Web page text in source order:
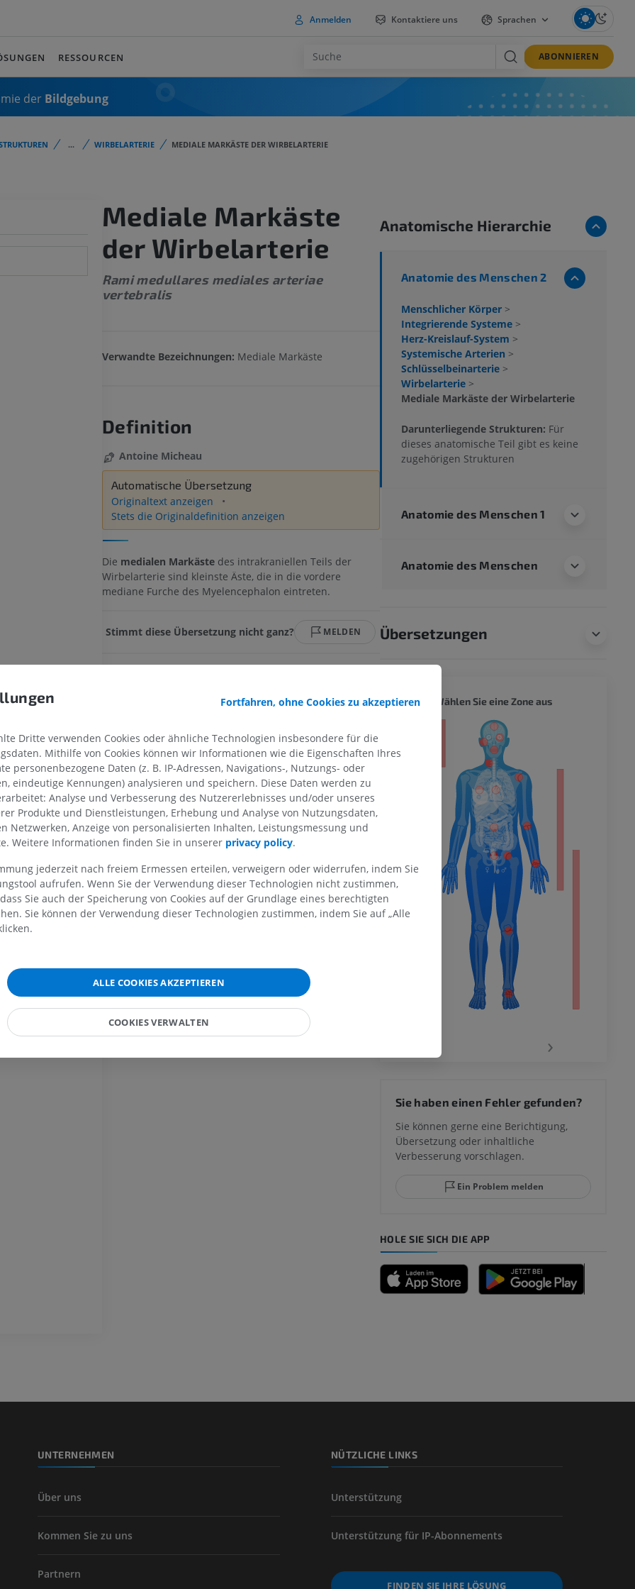
Anmelden Kontaktiere uns Sprachen
RESSOURCEN ABONNIEREN
der Bildgebung
... WIRBELARTERIE MEDIALE MARKÄSTE DER WIRBELARTERIE
Wirbelarterie
Wirbelarterie
Wirbelarterie
Wirbelarterie
Stamm
Mediale Markäste
der Wirbelarterie
Rami medullares mediales arteriae
vertebralis
Verwandte Bezeichnungen: Mediale Markäste
Definition
Antoine Micheau
Automatische Übersetzung
Originaltext anzeigen
Stets die Originaldefinition anzeigen
Die medialen Markästedes intrakraniellen Teils der
Wirbelarterie sind kleinste Äste, die in die vordere
mediane Furche des Myelencephalon eintreten.
Stimmt diese Übersetzung nicht ganz? MELDEN
Anatomische Hierarchie
Anatomie des Menschen 2
Menschlicher Körper >
Integrierende Systeme >
Herz-Kreislauf-System >
Systemische Arterien >
Schlüsselbeinarterie >
Wirbelarterie >
Mediale Markäste der Wirbelarterie
Darunterliegende Strukturen: Für
dieses anatomische Teil gibt es keine
zugehörigen Strukturen
Anatomie des Menschen 1
Anatomie des Menschen
Übersetzungen
GLIEDMASSE
MRT der oberen Extremität
MRT
PREMIUM
MRT der Schulter
MRT
PREMIUM
MRT des Handgelenks
MRT
PREMIUM
UNTERE GLIEDMASSE
Untere Extremität
Abbildungen
PREMIUM
Röntgenaufnahme der
unteren Extremität
Röntgenbilder
KOSTENLOS
MRT der unteren Extremität
MRT
PREMIUM
CT
Arteriografie der unteren
Wählen Sie eine Zone aus
›
Sie haben einen Fehler gefunden?
Sie können gerne eine Berichtigung,
Übersetzung oder inhaltliche
Verbesserung vorschlagen.
Ein Problem melden
HOLE SIE SICH DIE APP
UNTERNEHMEN
Über uns
Kommen Sie zu uns
Partnern
NÜTZLICHE LINKS
Unterstützung
Unterstützung für IP-Abonnements
FINDEN SIE IHRE LÖSUNG
Fortfahren, ohne Cookies zu akzeptieren
Dritte verwenden Cookies oder ähnliche Technologien insbesondere für die
Mithilfe von Cookies können wir Informationen wie die Eigenschaften Ihres
personenbezogene Daten (z. B. IP-Adressen, Navigations-, Nutzungs- oder
eindeutige Kennungen) analysieren und speichern. Diese Daten werden zu
Analyse und Verbesserung des Nutzererlebnisses und/oder unseres
Produkte und Dienstleistungen, Erhebung und Analyse von Nutzungsdaten,
Netzwerken, Anzeige von personalisierten Inhalten, Leistungsmessung und
Weitere Informationen finden Sie in unserer privacy policy.
jederzeit nach freiem Ermessen erteilen, verweigern oder widerrufen, indem Sie
aufrufen. Wenn Sie der Verwendung dieser Technologien nicht zustimmen,
Sie auch der Speicherung von Cookies auf der Grundlage eines berechtigten
Sie können der Verwendung dieser Technologien zustimmen, indem Sie auf „Alle
ALLE COOKIES AKZEPTIEREN
COOKIES VERWALTEN